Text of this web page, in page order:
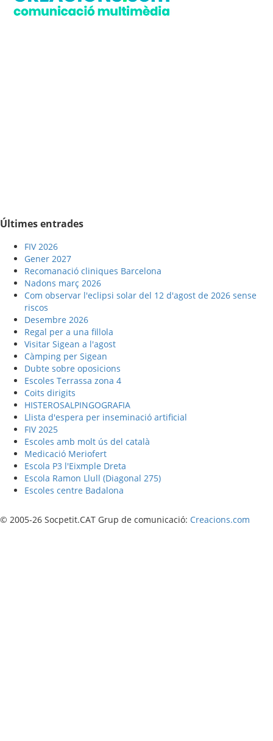
Últimes entrades
FIV 2026
Gener 2027
Recomanació cliniques Barcelona
Nadons març 2026
Com observar l'eclipsi solar del 12 d'agost de 2026 sense
riscos
Desembre 2026
Regal per a una fillola
Visitar Sigean a l'agost
Càmping per Sigean
Dubte sobre oposicions
Escoles Terrassa zona 4
Coits dirigits
HISTEROSALPINGOGRAFIA
Llista d'espera per inseminació artificial
FIV 2025
Escoles amb molt ús del català
Medicació Meriofert
Escola P3 l'Eixmple Dreta
Escola Ramon Llull (Diagonal 275)
Escoles centre Badalona
© 2005-26 Socpetit.CAT Grup de comunicació: Creacions.com